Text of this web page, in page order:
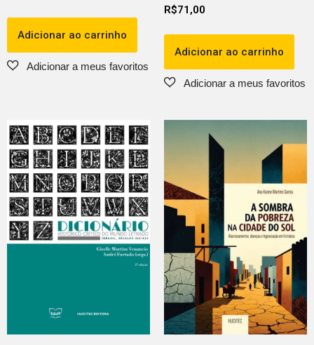
Adicionar ao carrinho
R$71,00
Adicionar ao carrinho